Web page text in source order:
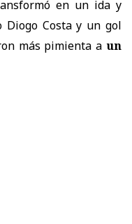
en un ida y
Diogo Costa y un gol
más pimienta a un